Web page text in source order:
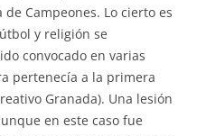
Campeones. Lo cierto es
y religión se
convocado en varias
pertenecía a la primera
Granada). Una lesión
en este caso fue